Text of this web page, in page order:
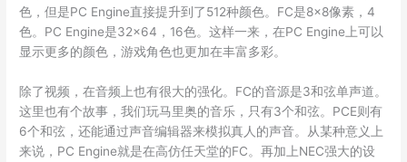
色，但是PC Engine直接提升到了512种颜色。FC是8×8像素，4
色。PC Engine是32×64，16色。这样一来，在PC Engine上可以
显示更多的颜色，游戏角色也更加在丰富多彩。
除了视频，在音频上也有很大的强化。FC的音源是3和弦单声道。
这里也有个故事，我们玩马里奥的音乐，只有3个和弦。PCE则有
6个和弦，还能通过声音编辑器来模拟真人的声音。从某种意义上
来说，PC Engine就是在高仿任天堂的FC。再加上NEC强大的设